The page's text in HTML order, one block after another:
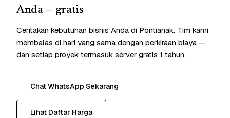
Anda — gratis
Ceritakan kebutuhan bisnis Anda di Pontianak. Tim kami
membalas di hari yang sama dengan perkiraan biaya —
dan setiap proyek termasuk server gratis 1 tahun.
Chat WhatsApp Sekarang
Lihat Daftar Harga